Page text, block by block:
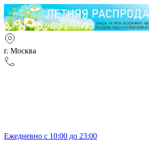
г. Москва
Ежедневно с 10:00 до 23:00